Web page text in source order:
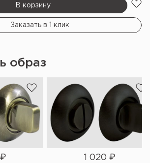
В корзину
Заказать в 1 клик
образ
₽ 1 020 ₽